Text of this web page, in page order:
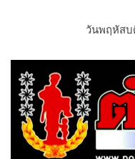
วันพฤหัส